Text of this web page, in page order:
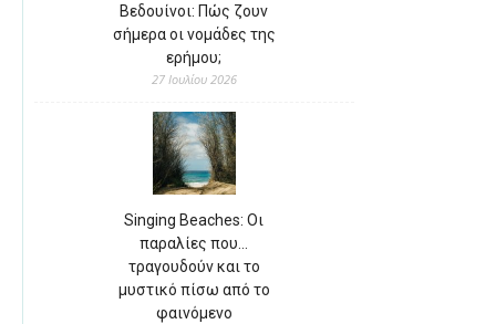
Βεδουίνοι: Πώς ζουν
σήμερα οι νομάδες της
ερήμου;
27 Ιουλίου 2026
Singing Beaches: Οι
παραλίες που…
τραγουδούν και το
μυστικό πίσω από το
φαινόμενο